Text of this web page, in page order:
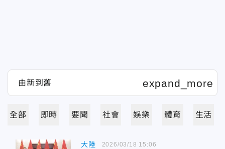
全部 即時 要聞 社會 娛樂 體育 生活
大陸 2026/03/18 15:06